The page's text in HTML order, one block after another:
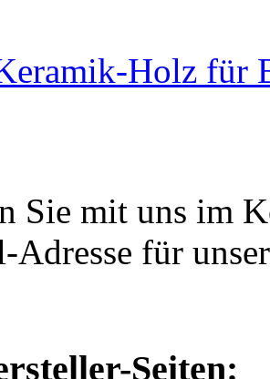
Holz für
Sie mit uns im
Adresse für
Seiten: